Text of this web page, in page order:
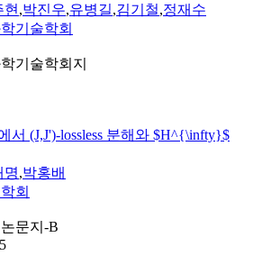
현,박진우,유병길,김기철,정재수
기술학회
기술학회지
서 (J,J')-lossless 분해와 $H^{\infty}$
명,박홍배
회
문지-B